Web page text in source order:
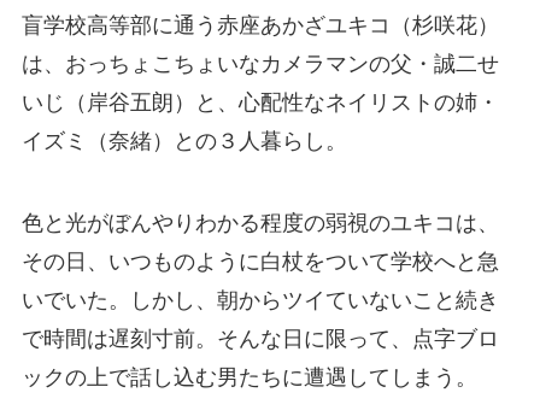
盲学校高等部に通う赤座あかざユキコ（杉咲花）
は、おっちょこちょいなカメラマンの父・誠二せ
いじ（岸谷五朗）と、心配性なネイリストの姉・
イズミ（奈緒）との３人暮らし。
色と光がぼんやりわかる程度の弱視のユキコは、
その日、いつものように白杖をついて学校へと急
いでいた。しかし、朝からツイていないこと続き
で時間は遅刻寸前。そんな日に限って、点字ブロ
ックの上で話し込む男たちに遭遇してしまう。